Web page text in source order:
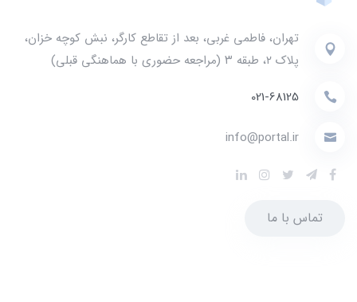
تهران، فاطمی غربی، بعد از تقاطع کارگر، نبش کوچه خزان،
پلاک ۲، طبقه ۳ (مراجعه حضوری با هماهنگی قبلی)
021-68125
info@portal.ir
تماس با ما